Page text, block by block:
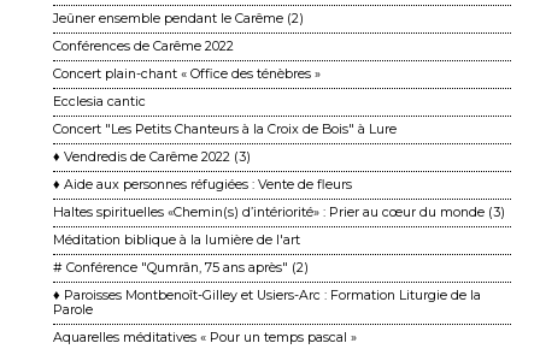
Jeûner ensemble pendant le Carême (2)
Conférences de Carême 2022
Concert plain-chant « Office des ténèbres »
Ecclesia cantic
Concert "Les Petits Chanteurs à la Croix de Bois" à Lure
♦ Vendredis de Carême 2022 (3)
♦ Aide aux personnes réfugiées : Vente de fleurs
Haltes spirituelles «Chemin(s) d’intériorité» : Prier au cœur du monde (3)
Méditation biblique à la lumière de l'art
# Conférence "Qumrân, 75 ans après" (2)
♦ Paroisses Montbenoît-Gilley et Usiers-Arc : Formation Liturgie de la
Parole
Aquarelles méditatives « Pour un temps pascal »